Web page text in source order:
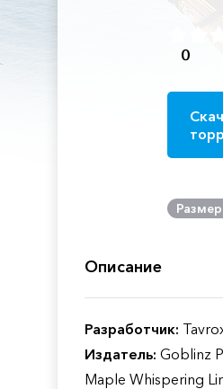
0
Описание
Разработчик:
Издатель: Goblinz
Maple Whispering